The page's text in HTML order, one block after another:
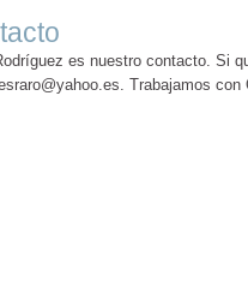
es nuestro contacto. Si
Trabajamos con